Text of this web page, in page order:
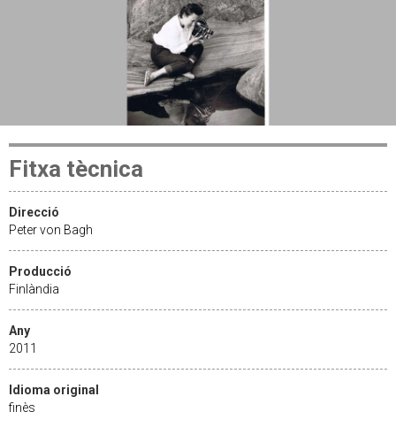
Fitxa tècnica
Direcció
Peter von Bagh
Producció
Finlàndia
Any
2011
Idioma original
finès